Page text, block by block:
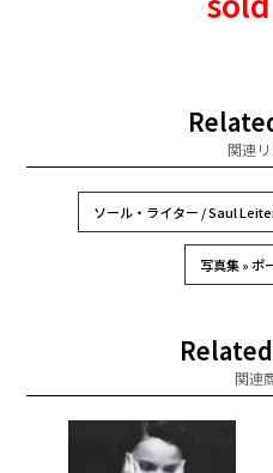
関連
ソール・ライター / Saul
写真集 » ポ
関連